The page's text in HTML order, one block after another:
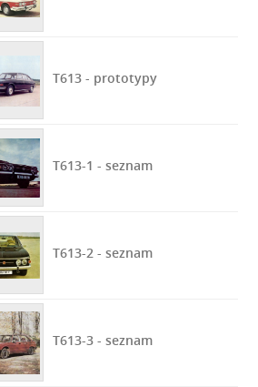
T613 - prototypy
T613-1 - seznam
T613-2 - seznam
T613-3 - seznam